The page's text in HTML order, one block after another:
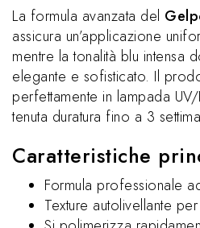
La formula avanzata del
assicura un’applicazione
mentre la tonalità blu intensa
elegante e sofisticato. Il
perfettamente in lampada
tenuta duratura fino a 3
Caratteristiche
Formula professionale
Texture autolivellante